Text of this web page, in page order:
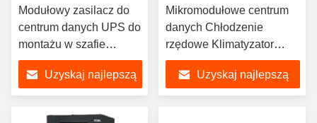
Modułowy zasilacz do
centrum danych UPS do
montażu w szafie
serwerowej 3KVA
Uzyskaj najlepszą
Mikromodułowe centrum
danych Chłodzenie
rzędowe Klimatyzator
rzędowy 25KW
Uzyskaj najlepszą